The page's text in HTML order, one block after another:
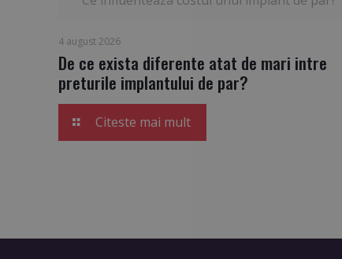
4 august 2026
De ce exista diferente atat de mari intre
preturile implantului de par?
Citeste mai mult